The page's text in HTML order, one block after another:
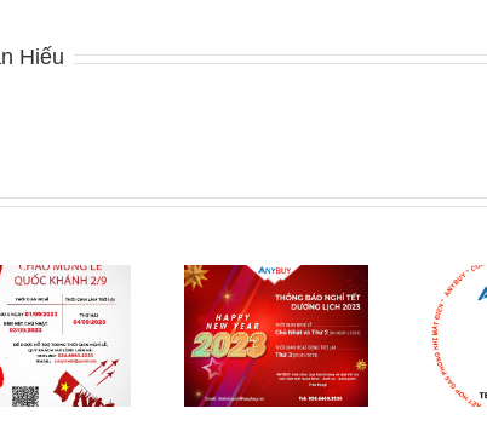
Hiếu
ANYBUY thông báo
lịch nghỉ tết dương
lịch 2023
Tìm hiểu tủ nấu
cơm công nghiệp
điện kết hợp gas